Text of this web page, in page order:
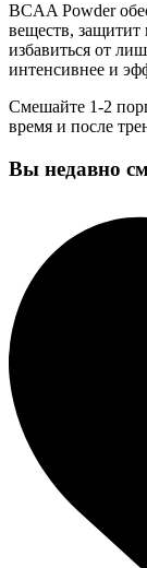
BCAA Powder
веществ,
избавиться от
интенсивнее и
Смешайте 1-2
время и после
Вы недавно